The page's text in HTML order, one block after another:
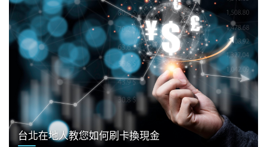
台北在地人教您如何刷卡換現金